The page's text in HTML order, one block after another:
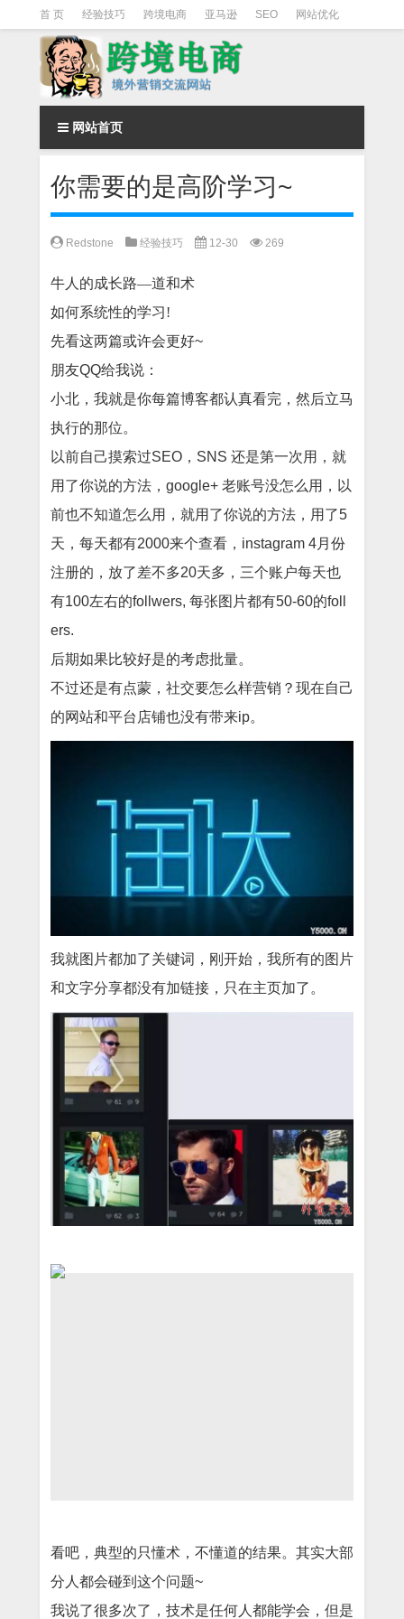
首 页 经验技巧 跨境电商 亚马逊 SEO 网站优化
Facebook营销 Facebook广告 facebook营销技巧
instagram营销
网站首页
你需要的是高阶学习~
Redstone 经验技巧 12-30 269
牛人的成长路—道和术
如何系统性的学习!
先看这两篇或许会更好~
朋友QQ给我说：
小北，我就是你每篇博客都认真看完，然后立马
执行的那位。
以前自己摸索过SEO，SNS 还是第一次用，就
用了你说的方法，google+ 老账号没怎么用，以
前也不知道怎么用，就用了你说的方法，用了5
天，每天都有2000来个查看，instagram 4月份
注册的，放了差不多20天多，三个账户每天也
有100左右的follwers, 每张图片都有50-60的foll
ers.
后期如果比较好是的考虑批量。
不过还是有点蒙，社交要怎么样营销？现在自己
的网站和平台店铺也没有带来ip。
我就图片都加了关键词，刚开始，我所有的图片
和文字分享都没有加链接，只在主页加了。
看吧，典型的只懂术，不懂道的结果。其实大部
分人都会碰到这个问题~
我说了很多次了，技术是任何人都能学会，但是